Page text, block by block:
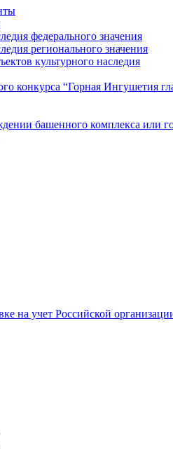
федерального значения
регионального значения
культурного наследия
конкурса “Горная Ингушетия
башенного комплекса или
на учет Российской